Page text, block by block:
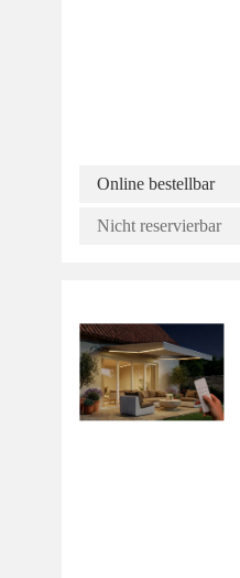
Online bestellbar
Nicht reservierbar